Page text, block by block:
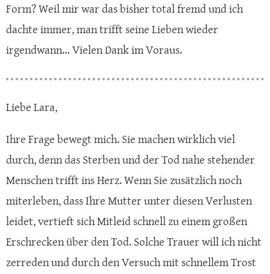
Form? Weil mir war das bisher total fremd und ich
dachte immer, man trifft seine Lieben wieder
irgendwann… Vielen Dank im Voraus.
Liebe Lara,
Ihre Frage bewegt mich. Sie machen wirklich viel
durch, denn das Sterben und der Tod nahe stehender
Menschen trifft ins Herz. Wenn Sie zusätzlich noch
miterleben, dass Ihre Mutter unter diesen Verlusten
leidet, vertieft sich Mitleid schnell zu einem großen
Erschrecken über den Tod. Solche Trauer will ich nicht
zerreden und durch den Versuch mit schnellem Trost